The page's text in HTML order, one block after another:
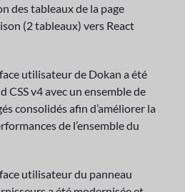
des tableaux de la page
(2 tableaux) vers React
utilisateur de Dokan a été
CSS v4 avec un ensemble de
consolidés afin d’améliorer la
de l’ensemble du
utilisateur du panneau